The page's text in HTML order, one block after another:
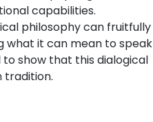
capabilities.
philosophy can fruitfully
what it can mean to speak
show that this dialogical
tradition.